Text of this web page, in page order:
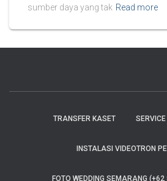
sumber daya yang tak Read more
TRANSFER KASET
INSTALASI VIDEOTRON
FOTO WEDDING SEMARANG